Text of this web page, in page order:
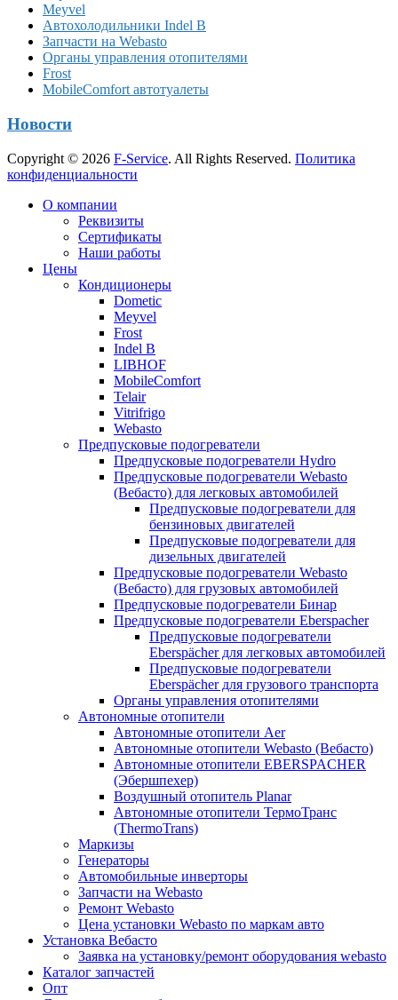
Meyvel
Автохолодильники Indel B
Запчасти на Webasto
Органы управления отопителями
Frost
MobileComfort автотуалеты
Новости
Copyright © 2026 F-Service. All Rights Reserved. Политика
конфиденциальности
вверх
О компании
Реквизиты
Сертификаты
Наши работы
Цены
Кондиционеры
Dometic
Meyvel
Frost
Indel B
LIBHOF
MobileComfort
Telair
Vitrifrigo
Webasto
Предпусковые подогреватели
Предпусковые подогреватели Hydro
Предпусковые подогреватели Webasto
(Вебасто) для легковых автомобилей
Предпусковые подогреватели для
бензиновых двигателей
Предпусковые подогреватели для
дизельных двигателей
Предпусковые подогреватели Webasto
(Вебасто) для грузовых автомобилей
Предпусковые подогреватели Бинар
Предпусковые подогреватели Eberspacher
Предпусковые подогреватели
Eberspächer для легковых автомобилей
Предпусковые подогреватели
Eberspächer для грузового транспорта
Органы управления отопителями
Автономные отопители
Автономные отопители Аer
Автономные отопители Webasto (Вебасто)
Автономные отопители EBERSPACHER
(Эбершпехер)
Воздушный отопитель Planar
Автономные отопители ТермоТранс
(ThermoTrans)
Маркизы
Генераторы
Автомобильные инверторы
Запчасти на Webasto
Ремонт Webasto
Цена установки Webasto по маркам авто
Установка Вебасто
Заявка на установку/ремонт оборудования webasto
Каталог запчастей
Опт